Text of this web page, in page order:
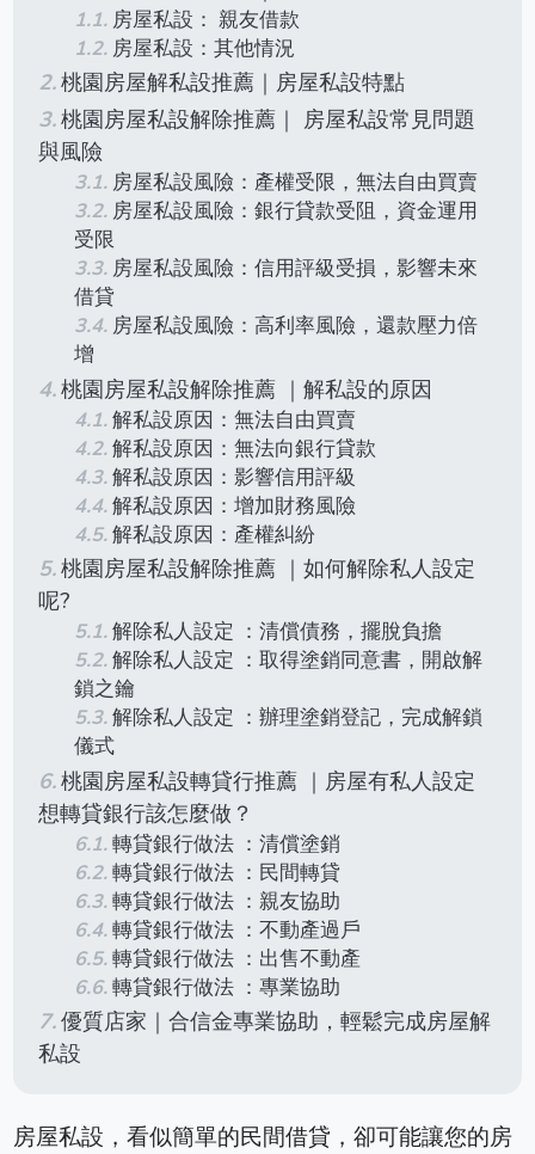
房屋私設： 親友借款
房屋私設：其他情況
桃園房屋解私設推薦｜房屋私設特點
桃園房屋私設解除推薦｜ 房屋私設常見問題
與風險
房屋私設風險：產權受限，無法自由買賣
房屋私設風險：銀行貸款受阻，資金運用
受限
房屋私設風險：信用評級受損，影響未來
借貸
房屋私設風險：高利率風險，還款壓力倍
增
桃園房屋私設解除推薦 ｜解私設的原因
解私設原因：無法自由買賣
解私設原因：無法向銀行貸款
解私設原因：影響信用評級
解私設原因：增加財務風險
解私設原因：產權糾紛
桃園房屋私設解除推薦 ｜如何解除私人設定
呢?
解除私人設定 ：清償債務，擺脫負擔
解除私人設定 ：取得塗銷同意書，開啟解
鎖之鑰
解除私人設定 ：辦理塗銷登記，完成解鎖
儀式
桃園房屋私設轉貸行推薦 ｜房屋有私人設定
想轉貸銀行該怎麼做？
轉貸銀行做法 ：清償塗銷
轉貸銀行做法 ：民間轉貸
轉貸銀行做法 ：親友協助
轉貸銀行做法 ：不動產過戶
轉貸銀行做法 ：出售不動產
轉貸銀行做法 ：專業協助
優質店家｜合信金專業協助，輕鬆完成房屋解
私設
房屋私設，看似簡單的民間借貸，卻可能讓您的房